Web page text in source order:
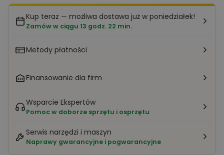
Kup teraz — możliwa dostawa już w poniedziałek!
Zamów w ciągu 13 godz. 22 min.
Metody płatności
Finansowanie dla firm
Wsparcie Ekspertów
Pomoc w doborze sprzętu i osprzętu
Serwis narzędzi i maszyn
Naprawy gwarancyjne i pogwarancyjne